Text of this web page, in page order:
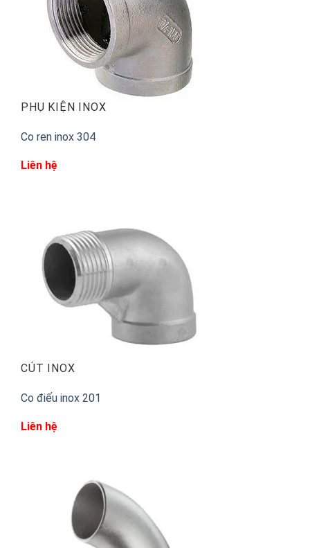
PHỤ KIỆN INOX
Co ren inox 304
Liên hệ
CÚT INOX
Co điếu inox 201
Liên hệ